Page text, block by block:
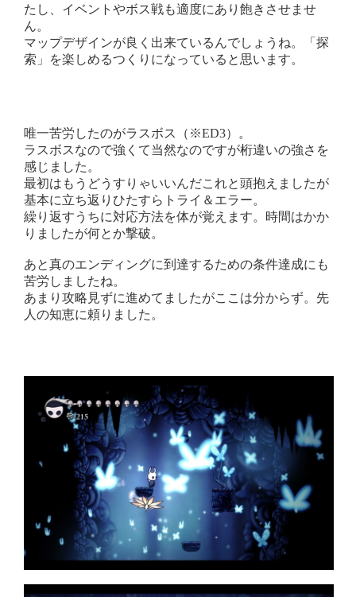
たし、イベントやボス戦も適度にあり飽きさせませ
ん。
マップデザインが良く出来ているんでしょうね。「探
索」を楽しめるつくりになっていると思います。
唯一苦労したのがラスボス（※ED3）。
ラスボスなので強くて当然なのですが桁違いの強さを
感じました。
最初はもうどうすりゃいいんだこれと頭抱えましたが
基本に立ち返りひたすらトライ＆エラー。
繰り返すうちに対応方法を体が覚えます。時間はかか
りましたが何とか撃破。
あと真のエンディングに到達するための条件達成にも
苦労しましたね。
あまり攻略見ずに進めてましたがここは分からず。先
人の知恵に頼りました。